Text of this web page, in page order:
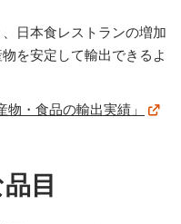
日本食レストランの増加
を安定して輸出できるよ
・食品の輸出実績」
目